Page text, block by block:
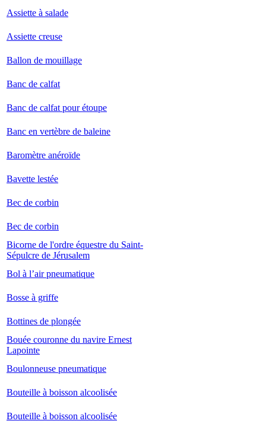
Assiette à salade
Assiette creuse
Ballon de mouillage
Banc de calfat
Banc de calfat pour étoupe
Banc en vertèbre de baleine
Baromètre anéroïde
Bavette lestée
Bec de corbin
Bec de corbin
Bicorne de l'ordre équestre du Saint-
Sépulcre de Jérusalem
Bol à l’air pneumatique
Bosse à griffe
Bottines de plongée
Bouée couronne du navire Ernest
Lapointe
Boulonneuse pneumatique
Bouteille à boisson alcoolisée
Bouteille à boisson alcoolisée